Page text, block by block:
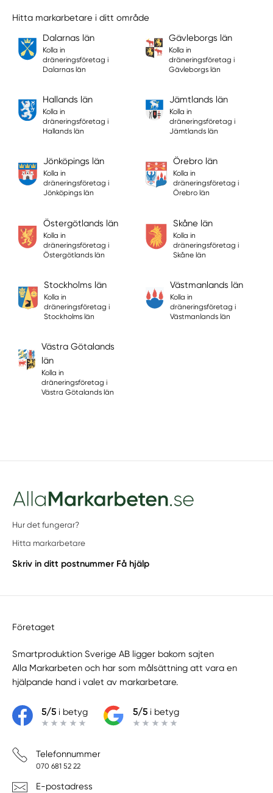
Hitta markarbetare i ditt område
Dalarnas län
Kolla in
dräneringsföretag i
Dalarnas län
Gävleborgs län
Kolla in
dräneringsföretag i
Gävleborgs län
Hallands län
Kolla in
dräneringsföretag i
Hallands län
Jämtlands län
Kolla in
dräneringsföretag i
Jämtlands län
Jönköpings län
Kolla in
dräneringsföretag i
Jönköpings län
Örebro län
Kolla in
dräneringsföretag i
Örebro län
Östergötlands län
Kolla in
dräneringsföretag i
Östergötlands län
Skåne län
Kolla in
dräneringsföretag i
Skåne län
Stockholms län
Kolla in
dräneringsföretag i
Stockholms län
Västmanlands län
Kolla in
dräneringsföretag i
Västmanlands län
Västra Götalands
län
Kolla in
dräneringsföretag i
Västra Götalands län
Hur det fungerar?
Hitta markarbetare
Skriv in ditt postnummer Få hjälp
Företaget
Smartproduktion Sverige AB ligger bakom sajten
Alla Markarbeten och har som målsättning att vara en
hjälpande hand i valet av markarbetare.
5/5i betyg 5/5i betyg
Telefonnummer
070 681 52 22
E-postadress